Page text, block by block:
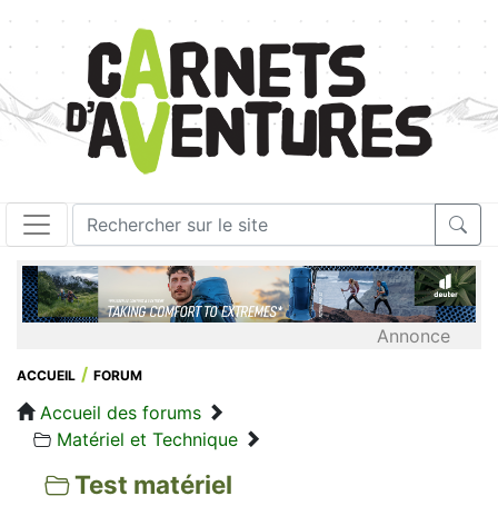
Annonce
ACCUEIL FORUM
Accueil des forums
Matériel et Technique
Test matériel